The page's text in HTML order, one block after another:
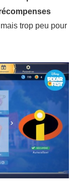
mais trop peu pour